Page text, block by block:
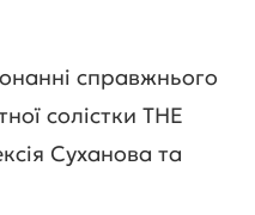
справжнього
солістки THE
Суханова та